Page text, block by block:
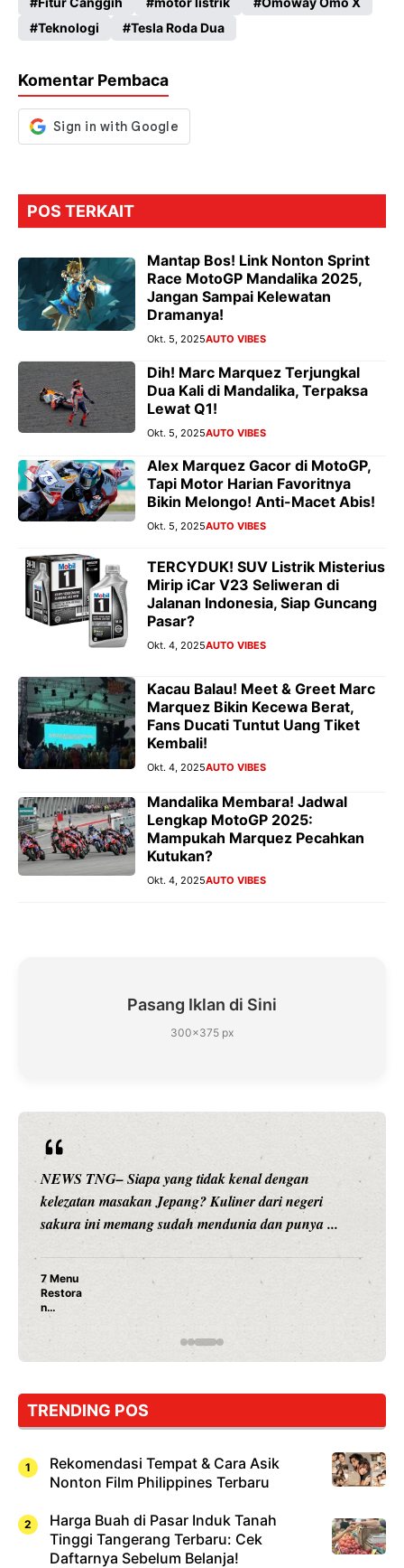
b
o
k
ts
A
p
gr
a
se
n
er
Teknologi
Tesla Roda Dua
Komentar Pembaca
POS TERKAIT
Mantap Bos! Link Nonton Sprint
Race MotoGP Mandalika 2025,
Jangan Sampai Kelewatan
Dramanya!
Okt. 5, 2025AUTO VIBES
Dih! Marc Marquez Terjungkal
Dua Kali di Mandalika, Terpaksa
Lewat Q1!
Okt. 5, 2025AUTO VIBES
Alex Marquez Gacor di MotoGP,
Tapi Motor Harian Favoritnya
Bikin Melongo! Anti-Macet Abis!
Okt. 5, 2025AUTO VIBES
TERCYDUK! SUV Listrik Misterius
Mirip iCar V23 Seliweran di
Jalanan Indonesia, Siap Guncang
Pasar?
Okt. 4, 2025AUTO VIBES
Kacau Balau! Meet & Greet Marc
Marquez Bikin Kecewa Berat,
Fans Ducati Tuntut Uang Tiket
Kembali!
Okt. 4, 2025AUTO VIBES
Mandalika Membara! Jadwal
Lengkap MotoGP 2025:
Mampukah Marquez Pecahkan
Kutukan?
Okt. 4, 2025AUTO VIBES
Pasang Iklan di Sini
300×375 px
NEWS TNG– Siapa sangka, dua nama besar di dunia
hiburan, Nunung Srimulat dan Vicky Prasetyo, kini
merambah dunia kuliner dengan ...
Nunung Srimulat & Vicky Prasetyo Buka Restoran
Rahasia Mami Bikin Nagih!
TRENDING POS
Rekomendasi Tempat & Cara Asik
Nonton Film Philippines Terbaru
Harga Buah di Pasar Induk Tanah
Tinggi Tangerang Terbaru: Cek
Daftarnya Sebelum Belanja!